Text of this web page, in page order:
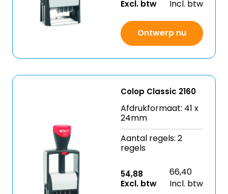
Excl. btw
Incl. btw
Ontwerp nu
Colop Classic 2160
Afdrukformaat: 41 x
24mm
Aantal regels: 2
regels
54,88
Excl. btw
66,40
Incl. btw